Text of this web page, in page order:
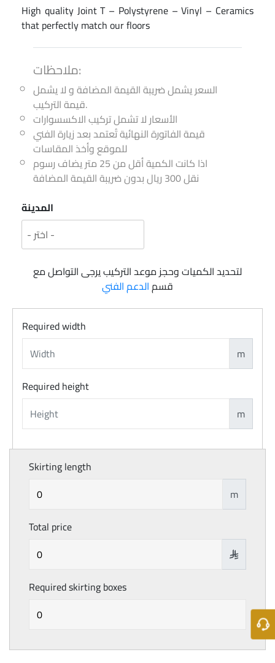
High quality Joint T – Polystyrene – Vinyl – Ceramics
that perfectly match our floors
ملاحظات:
السعر يشمل ضريبة القيمة المضافة و لا يشمل
قيمة التركيب.
الأسعار لا تشمل تركيب الاكسسوارات
قيمة الفاتورة النهائية تُعتمد بعد زيارة الفني
للموقع وأخذ المقاسات
اذا كانت الكمية أقل من 25 متر يضاف رسوم
نقل 300 ريال بدون ضريبة القيمة المضافة
المدينة
لتحديد الكميات وحجز موعد التركيب يرجى التواصل مع
قسمالدعم الفني
Required width
m
Required height
m
Skirting length
m
Total price

Required skirting boxes